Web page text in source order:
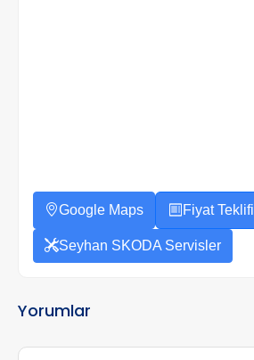
Google Maps Fiyat Teklifi
Seyhan SKODA Servisler
Yorumlar